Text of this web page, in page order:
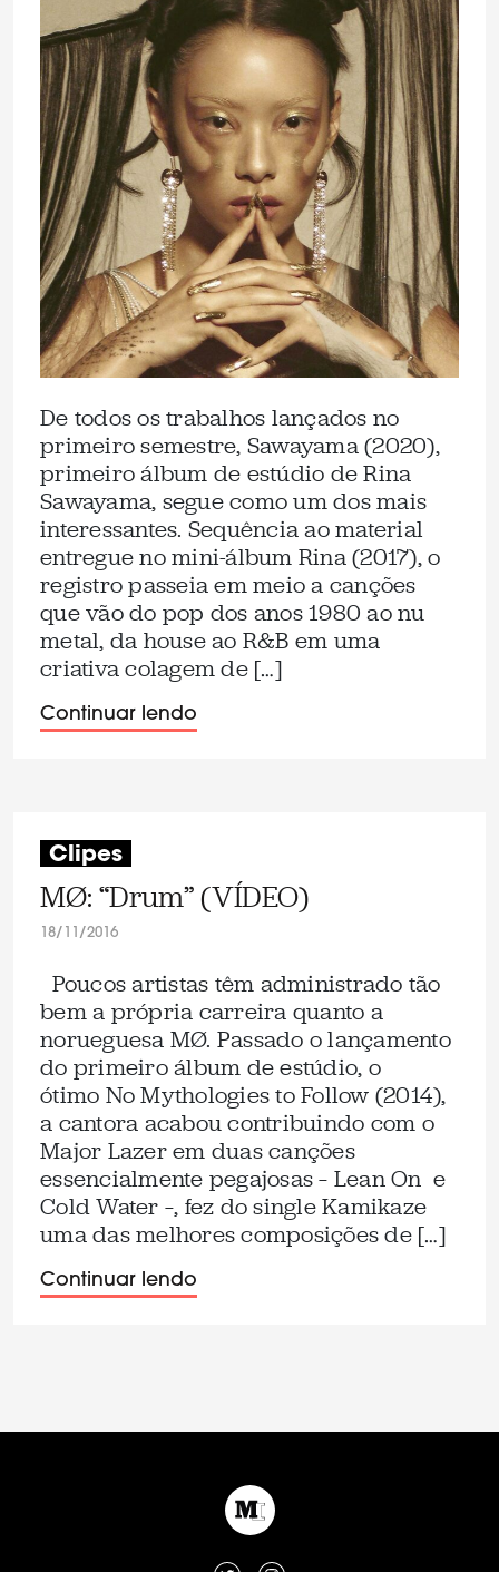
De todos os trabalhos lançados no
primeiro semestre, Sawayama (2020),
primeiro álbum de estúdio de Rina
Sawayama, segue como um dos mais
interessantes. Sequência ao material
entregue no mini-álbum Rina (2017), o
registro passeia em meio a canções
que vão do pop dos anos 1980 ao nu
metal, da house ao R&B em uma
criativa colagem de […]
Continuar lendo
Clipes
MØ: “Drum” (VÍDEO)
18/11/2016
Poucos artistas têm administrado tão
bem a própria carreira quanto a
norueguesa MØ. Passado o lançamento
do primeiro álbum de estúdio, o
ótimo No Mythologies to Follow (2014),
a cantora acabou contribuindo com o
Major Lazer em duas canções
essencialmente pegajosas – Lean On e
Cold Water –, fez do single Kamikaze
uma das melhores composições de […]
Continuar lendo